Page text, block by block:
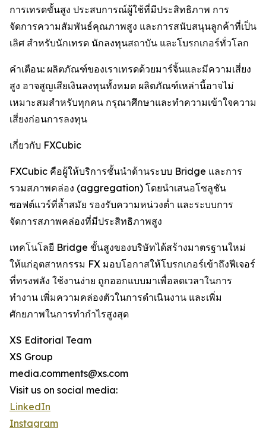
การเทรดขั้นสูง ประสบการณ์ผู้ใช้ที่มีประสิทธิภาพ การ
จัดการความสัมพันธ์คุณภาพสูง และการสนับสนุนลูกค้าที่เป็น
เลิศ สำหรับนักเทรด นักลงทุนสถาบัน และโบรกเกอร์ทั่วโลก
คำเตือน: ผลิตภัณฑ์ของเราเทรดด้วยมาร์จิ้นและมีความเสี่ยง
สูง อาจสูญเสียเงินลงทุนทั้งหมด ผลิตภัณฑ์เหล่านี้อาจไม่
เหมาะสมสำหรับทุกคน กรุณาศึกษาและทำความเข้าใจความ
เสี่ยงก่อนการลงทุน
เกี่ยวกับ FXCubic
FXCubic คือผู้ให้บริการชั้นนำด้านระบบ Bridge และการ
รวมสภาพคล่อง (aggregation) โดยนำเสนอโซลูชัน
ซอฟต์แวร์ที่ล้ำสมัย รองรับความหน่วงต่ำ และระบบการ
จัดการสภาพคล่องที่มีประสิทธิภาพสูง
เทคโนโลยี Bridge ขั้นสูงของบริษัทได้สร้างมาตรฐานใหม่
ให้แก่อุตสาหกรรม FX มอบโอกาสให้โบรกเกอร์เข้าถึงฟีเจอร์
ที่ทรงพลัง ใช้งานง่าย ถูกออกแบบมาเพื่อลดเวลาในการ
ทำงาน เพิ่มความคล่องตัวในการดำเนินงาน และเพิ่ม
ศักยภาพในการทำกำไรสูงสุด
XS Editorial Team
XS Group
media.comments@xs.com
Visit us on social media:
LinkedIn
Instagram